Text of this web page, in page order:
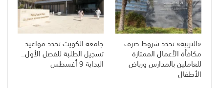
«التربية» تحدد شروط صرف
مكافأة الأعمال الممتازة
للعاملين بالمدارس ورياض
الأطفال
جامعة الكويت تحدد مواعيد
تسجيل الطلبة للفصل الأول..
البداية 9 أغسطس